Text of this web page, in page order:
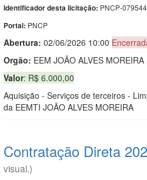
Identificador desta licitação: PNCP-
Portal: PNCP
Abertura: 02/06/2026 10:00
Orgão: EEM JOÃO ALVES MOREIRA
Valor: R$ 6.000,00
Aquisição - Serviços de terceiros -
da EEMTI JOÃO ALVES MOREIRA
Contratação Direta
visual.)